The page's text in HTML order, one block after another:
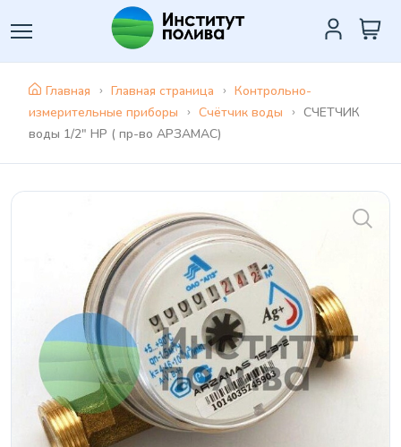
Главная Главная страница
Контрольно-
измерительные приборы
Счётчик воды
СЧЕТЧИК
воды 1/2" НР ( пр-во АРЗАМАС)